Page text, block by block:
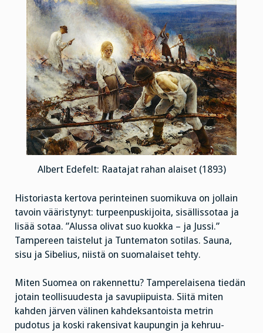
Albert Edefelt: Raatajat rahan alaiset (1893)
Historiasta kertova perinteinen suomikuva on jollain
tavoin vääristynyt: turpeenpuskijoita, sisällissotaa ja
lisää sotaa. ”Alussa olivat suo kuokka – ja Jussi.”
Tampereen taistelut ja Tuntematon sotilas. Sauna,
sisu ja Sibelius, niistä on suomalaiset tehty.
Miten Suomea on rakennettu? Tamperelaisena tiedän
jotain teollisuudesta ja savupiipuista. Siitä miten
kahden järven välinen kahdeksantoista metrin
pudotus ja koski rakensivat kaupungin ja kehruu-